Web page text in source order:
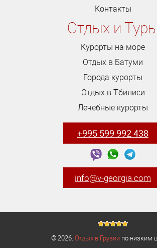
Контакты
Отдых и
Курорты на море
Отдых в Батуми
Города курорты
Отдых в Тбилиси
Лечебные курорты
+995 599 992 438
info@v-georgia.com
© 2026. Отдых в Грузии по низким